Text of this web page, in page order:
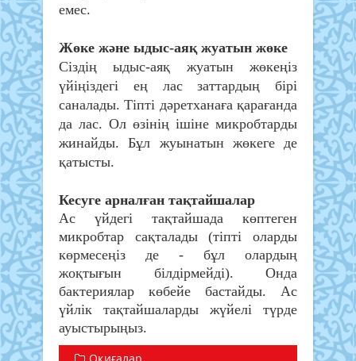
емес.
Жөке және ыдыс-аяқ жуатын жөке
Сіздің ыдыс-аяқ жуатын жөкеңіз
үйіңіздегі ең лас заттардың бірі
саналады. Тіпті дәретханаға қарағанда
да лас. Ол өзінің ішіне микробтарды
жинайды. Бұл жуынатын жөкеге де
қатысты.
Кесуге арналған тақтайшалар
Ас үйдегі тақтайшада көптеген
микробтар сақталады (тіпті оларды
көрмесеңіз де - бұл олардың
жоқтығын білдірмейді). Онда
бактериялар көбейе бастайды. Ас
үйлік тақтайшаларды жүйелі түрде
ауыстырыңыз.